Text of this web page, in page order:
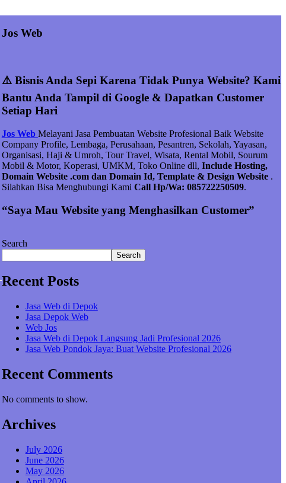
Jos Web
⚠️ Bisnis Anda Sepi Karena Tidak Punya Website? Kami
Bantu Anda Tampil di Google & Dapatkan Customer
Setiap Hari
Jos Web Melayani Jasa Pembuatan Website Profesional Baik Website
Company Profile, Lembaga, Perusahaan, Pesantren, Sekolah, Yayasan,
Organisasi, Haji & Umroh, Tour Travel, Wisata, Rental Mobil, Sourum
Mobil & Motor, Koperasi, UMKM, Toko Online dll, Include Hosting,
Domain Website .com dan Domain Id, Template & Design Website .
Silahkan Bisa Menghubungi Kami Call Hp/Wa: 085722250509.
“Saya Mau Website yang Menghasilkan Customer”
Search
Search
Recent Posts
Jasa Web di Depok
Jasa Depok Web
Web Jos
Jasa Web di Depok Langsung Jadi Profesional 2026
Jasa Web Pondok Jaya: Buat Website Profesional 2026
Recent Comments
No comments to show.
Archives
July 2026
June 2026
May 2026